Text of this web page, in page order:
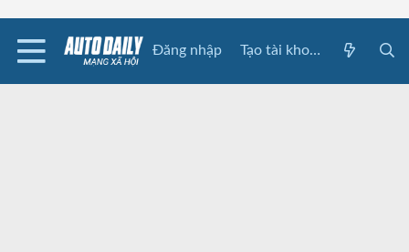
Đăng nhập Tạo tài khoản